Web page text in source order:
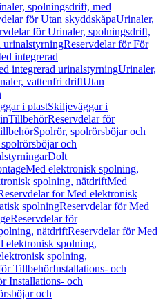
spolningsdrift, med
för Utan skyddskåpaUrinaler,
för Urinaler, spolningsdrift,
urinalstyrningReservdelar för För
integrerad
integrerad urinalstyrningUrinaler,
vattenfri driftUtan
i plastSkiljeväggar i
TillbehörReservdelar för
Spolrör, spolrörsböjar och
och
Dolt
Med elektronisk spolning,
spolning, nätdriftMed
för Med elektronisk
spolningReservdelar för Med
Reservdelar för
nätdriftReservdelar för Med
elektronisk spolning,
spolning,
TillbehörInstallations- och
Installations- och
och